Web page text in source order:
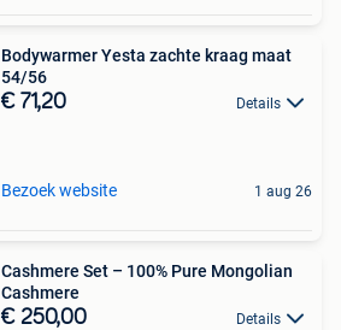
Bodywarmer Yesta zachte kraag maat
54/56
€ 71,20 Details
Bezoek website 1 aug 26
Cashmere Set – 100% Pure Mongolian
Cashmere
€ 250,00 Details